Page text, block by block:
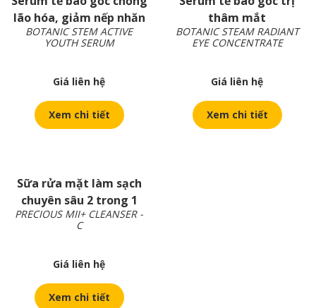
lão hóa, giảm nếp nhăn
BOTANIC STEM ACTIVE
YOUTH SERUM
Giá liên hệ
Xem chi tiết
thâm mắt
BOTANIC STEAM RADIANT
EYE CONCENTRATE
Giá liên hệ
Xem chi tiết
Sữa rửa mặt làm sạch
chuyên sâu 2 trong 1
PRECIOUS MII+ CLEANSER -
C
Giá liên hệ
Xem chi tiết